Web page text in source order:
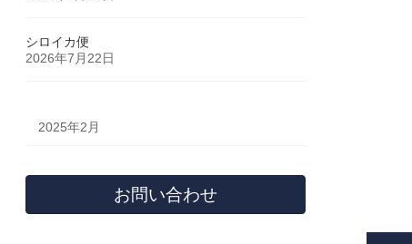
シロイカ便
2026年7月22日
2025年2月
お問い合わせ